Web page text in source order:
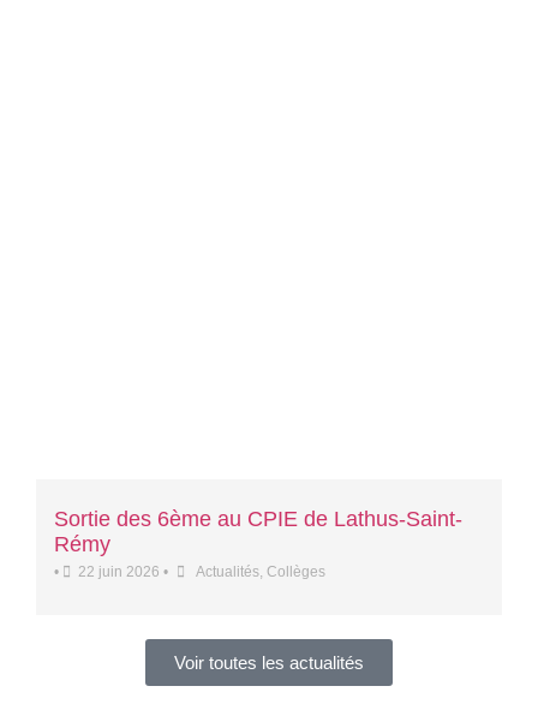
Sortie des 6ème au CPIE de Lathus-Saint-
Rémy
• 22 juin 2026 • Actualités, Collèges
Voir toutes les actualités